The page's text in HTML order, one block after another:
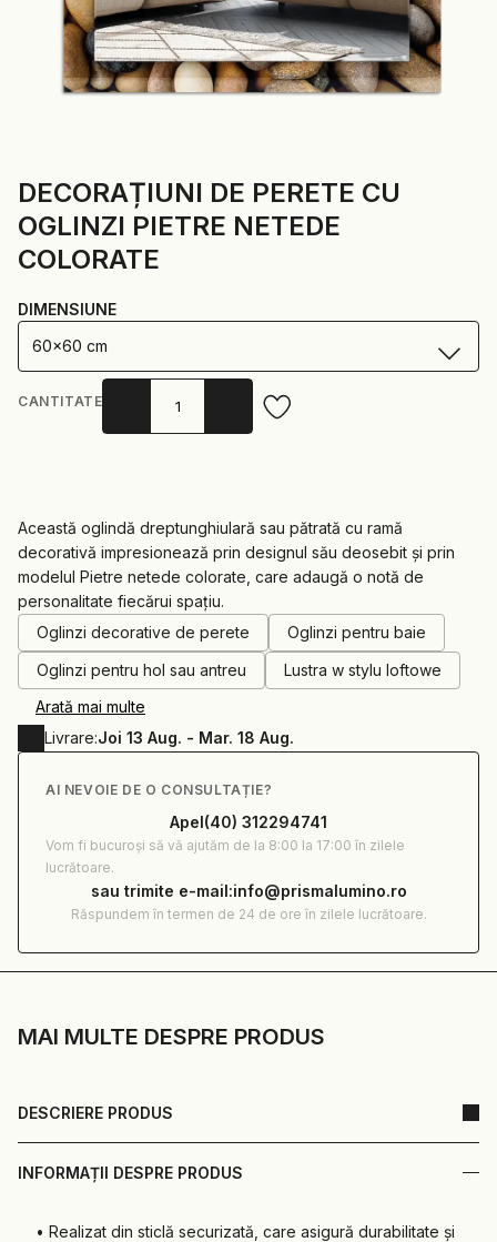
MAI MULTE DESPRE PRODUS
DESCRIERE PRODUS
INFORMAȚII DESPRE PRODUS
• Realizat din sticlă securizată, care asigură durabilitate și
DECORAȚIUNI DE PERETE CU
OGLINZI PIETRE NETEDE
COLORATE
DIMENSIUNE
60x60 cm
CANTITATE
0.00RON
Această oglindă dreptunghiulară sau pătrată cu ramă
decorativă impresionează prin designul său deosebit și prin
modelul Pietre netede colorate, care adaugă o notă de
personalitate fiecărui spațiu.
Oglinzi decorative de perete
Oglinzi pentru baie
Oglinzi pentru hol sau antreu
Lustra w stylu loftowe
Arată mai multe
Livrare:Joi 13 Aug. - Mar. 18 Aug.
AI NEVOIE DE O CONSULTAȚIE?
Apel(40) 312294741
Vom fi bucuroși să vă ajutăm de la 8:00 la 17:00 în zilele
lucrătoare.
sau trimite e-mail:info@prismalumino.ro
Răspundem în termen de 24 de ore în zilele lucrătoare.